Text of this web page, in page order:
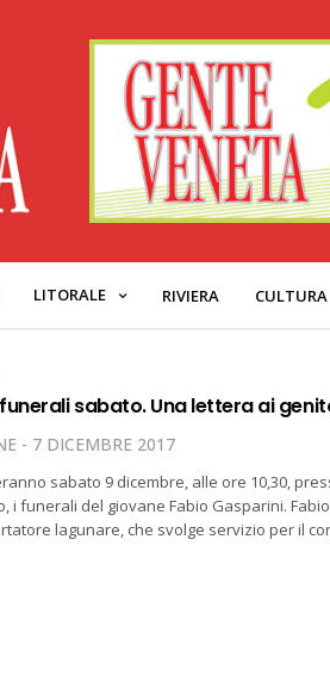
LITORALE RIVIERA CULTURA
sabato. Una lettera ai
7 DICEMBRE 2017
sabato 9 dicembre, alle ore 10,30,
i funerali del giovane Fabio Gasparini.
lagunare, che svolge servizio per il